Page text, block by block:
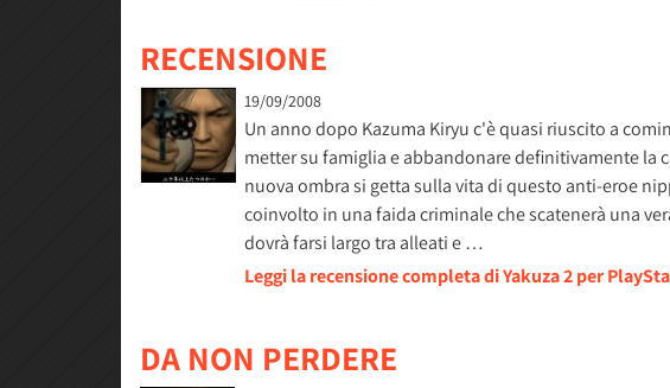
RECENSIONE
19/09/2008
Un anno dopo Kazuma Kiryu c'è quasi riuscito a
metter su famiglia e abbandonare definitivamente la
nuova ombra si getta sulla vita di questo anti-eroe
coinvolto in una faida criminale che scatenerà una
dovrà farsi largo tra alleati e …
Leggi la recensione completa di Yakuza 2 per
DA NON PERDERE